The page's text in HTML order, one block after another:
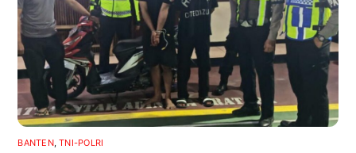
BANTEN,TNI-POLRI